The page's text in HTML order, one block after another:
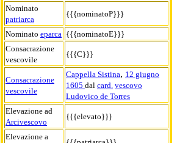
Nominato
patriarca
{{{nominatoP}}}
Nominato eparca {{{nominatoE}}}
Consacrazione
vescovile
{{{C}}}
Consacrazione
vescovile
Cappella Sistina, 12 giugno
1605 dal card. vescovo
Ludovico de Torres
Elevazione ad
Arcivescovo
{{{elevato}}}
Elevazione a